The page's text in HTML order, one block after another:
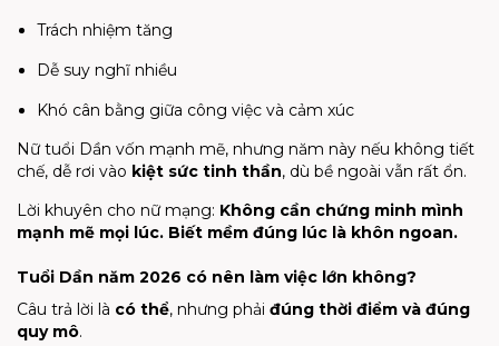
Trách nhiệm tăng
Dễ suy nghĩ nhiều
Khó cân bằng giữa công việc và cảm xúc
Nữ tuổi Dần vốn mạnh mẽ, nhưng năm này nếu không tiết
chế, dễ rơi vào kiệt sức tinh thần, dù bề ngoài vẫn rất ổn.
Lời khuyên cho nữ mạng: Không cần chứng minh mình
mạnh mẽ mọi lúc. Biết mềm đúng lúc là khôn ngoan.
Tuổi Dần năm 2026 có nên làm việc lớn không?
Câu trả lời là có thể, nhưng phải đúng thời điểm và đúng
quy mô.